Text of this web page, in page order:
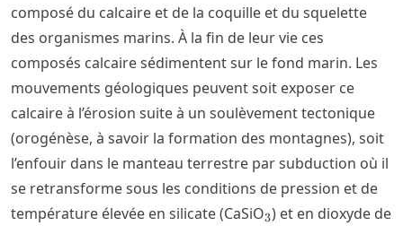
composé du calcaire et de la coquille et du squelette
des organismes marins. À la fin de leur vie ces
composés calcaire sédimentent sur le fond marin. Les
mouvements géologiques peuvent soit exposer ce
calcaire à l’érosion suite à un soulèvement tectonique
(orogénèse, à savoir la formation des montagnes), soit
l’enfouir dans le manteau terrestre par subduction où il
se retransforme sous les conditions de pression et de
température élevée en silicate (CaSiO_3
3) et en dioxyde de